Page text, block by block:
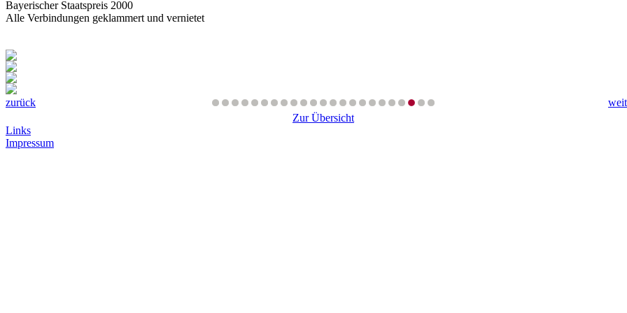
Bayerischer Staatspreis 2000
Alle Verbindungen geklammert und vernietet
zurück
Zur Übersicht
Links
Impressum